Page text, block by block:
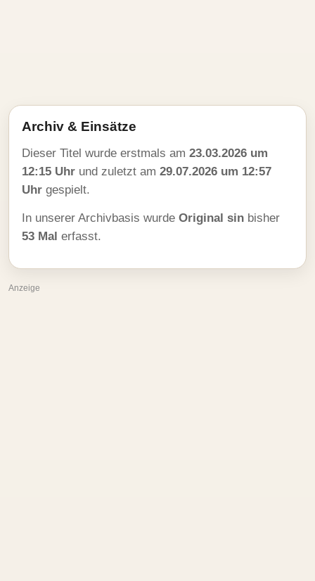
Archiv & Einsätze
Dieser Titel wurde erstmals am 23.03.2026 um
12:15 Uhr und zuletzt am 29.07.2026 um 12:57
Uhr gespielt.
In unserer Archivbasis wurde Original sin bisher
53 Mal erfasst.
Anzeige